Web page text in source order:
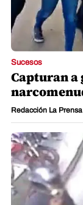
Sucesos
Capturan
Redacción La Prensa